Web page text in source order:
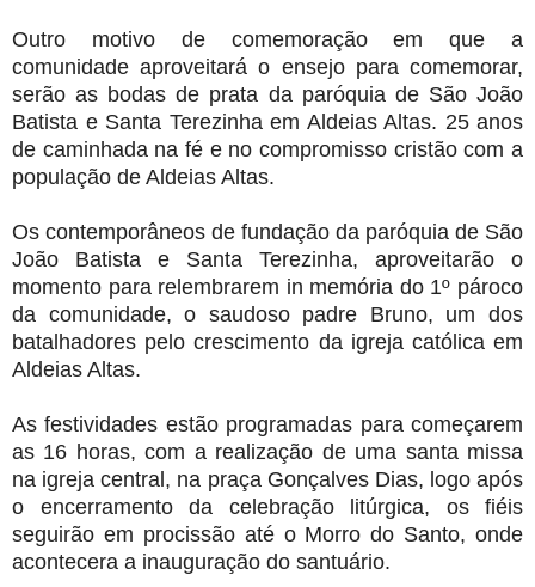
Outro motivo de comemoração em que a
comunidade aproveitará o ensejo para comemorar,
serão as bodas de prata da paróquia de São João
Batista e Santa Terezinha em Aldeias Altas. 25 anos
de caminhada na fé e no compromisso cristão com a
população de Aldeias Altas.
Os contemporâneos de fundação da paróquia de São
João Batista e Santa Terezinha, aproveitarão o
momento para relembrarem in memória do 1º pároco
da comunidade, o saudoso padre Bruno, um dos
batalhadores pelo crescimento da igreja católica em
Aldeias Altas.
As festividades estão programadas para começarem
as 16 horas, com a realização de uma santa missa
na igreja central, na praça Gonçalves Dias, logo após
o encerramento da celebração litúrgica, os fiéis
seguirão em procissão até o Morro do Santo, onde
acontecera a inauguração do santuário.